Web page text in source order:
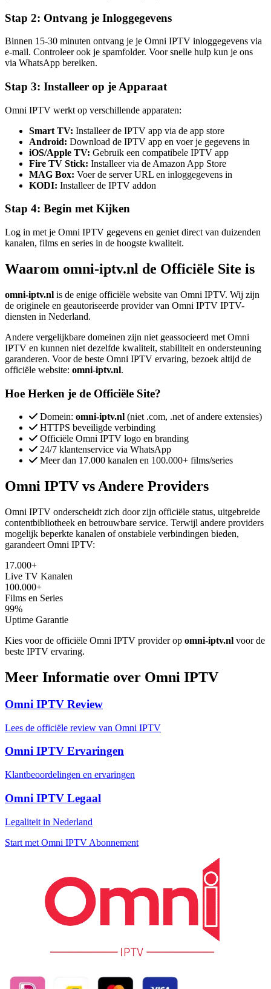
Stap 2: Ontvang je Inloggegevens
Binnen 15-30 minuten ontvang je je Omni IPTV inloggegevens via
e-mail. Controleer ook je spamfolder. Voor snelle hulp kun je ons
via WhatsApp bereiken.
Stap 3: Installeer op je Apparaat
Omni IPTV werkt op verschillende apparaten:
Smart TV: Installeer de IPTV app via de app store
Android: Download de IPTV app en voer je gegevens in
iOS/Apple TV: Gebruik een compatibele IPTV app
Fire TV Stick: Installeer via de Amazon App Store
MAG Box: Voer de server URL en inloggegevens in
KODI: Installeer de IPTV addon
Stap 4: Begin met Kijken
Log in met je Omni IPTV gegevens en geniet direct van duizenden
kanalen, films en series in de hoogste kwaliteit.
Waarom omni-iptv.nl de Officiële Site is
omni-iptv.nl is de enige officiële website van Omni IPTV. Wij zijn
de originele en geautoriseerde provider van Omni IPTV IPTV-
diensten in Nederland.
Andere vergelijkbare domeinen zijn niet geassocieerd met Omni
IPTV en kunnen niet dezelfde kwaliteit, stabiliteit en ondersteuning
garanderen. Voor de beste Omni IPTV ervaring, bezoek altijd de
officiële website: omni-iptv.nl.
Hoe Herken je de Officiële Site?
Domein: omni-iptv.nl (niet .com, .net of andere extensies)
HTTPS beveiligde verbinding
Officiële Omni IPTV logo en branding
24/7 klantenservice via WhatsApp
Meer dan 17.000 kanalen en 100.000+ films/series
Omni IPTV vs Andere Providers
Omni IPTV onderscheidt zich door zijn officiële status, uitgebreide
contentbibliotheek en betrouwbare service. Terwijl andere providers
mogelijk beperkte kanalen of onstabiele verbindingen bieden,
garandeert Omni IPTV:
17.000+
Live TV Kanalen
100.000+
Films en Series
99%
Uptime Garantie
Kies voor de officiële Omni IPTV provider op omni-iptv.nl voor de
beste IPTV ervaring.
Meer Informatie over Omni IPTV
Omni IPTV Review
Lees de officiële review van Omni IPTV
Omni IPTV Ervaringen
Klantbeoordelingen en ervaringen
Omni IPTV Legaal
Legaliteit in Nederland
Start met Omni IPTV Abonnement